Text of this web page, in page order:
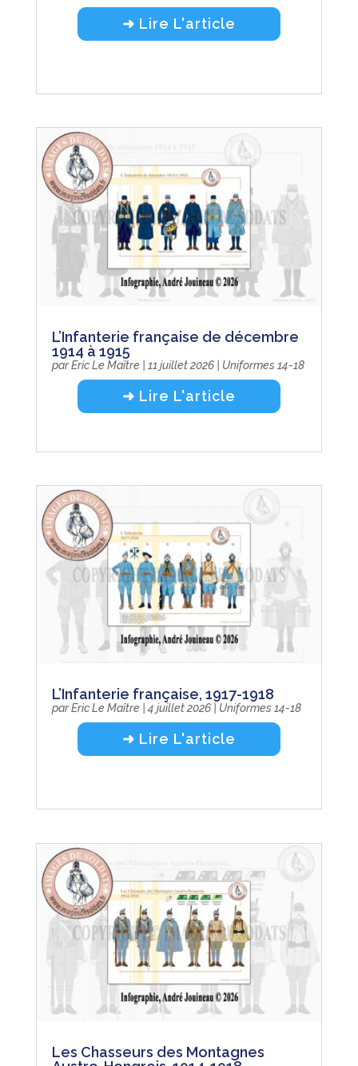
➜ Lire L'article
L’Infanterie française de décembre
1914 à 1915
parEric Le Maître | 11 juillet 2026| Uniformes 14-18
➜ Lire L'article
L’Infanterie française, 1917-1918
parEric Le Maître |4 juillet 2026| Uniformes 14-18
➜ Lire L'article
Les Chasseurs des Montagnes